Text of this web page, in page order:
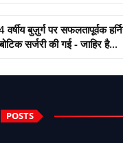
वर्षीय बुज़ुर्ग पर सफलतापूर्वक
सर्जरी की गई - जाहिर है...
POSTS